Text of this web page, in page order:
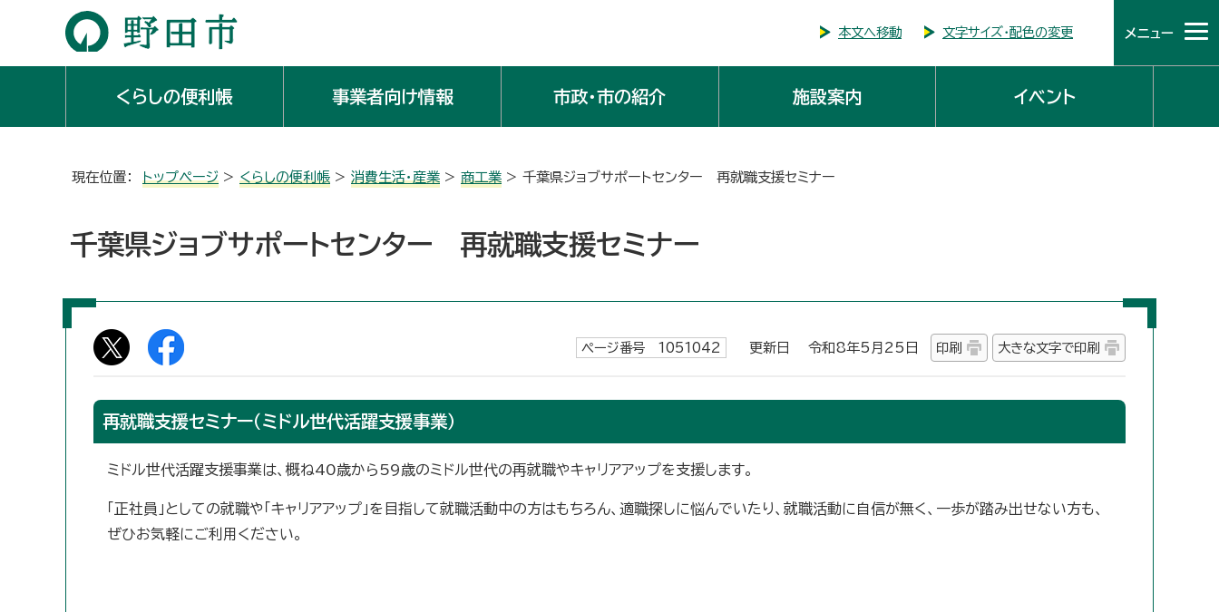
本文へ移動 文字サイズ・配色の変更 メニュー
くらしの便利帳 事業者向け情報 市政・市の紹介 施設案内 イベント
現在位置： トップページ > くらしの便利帳 > 消費生活・産業 > 商工業 > 千葉県ジョブサポートセンター 再就職支援セミナー
千葉県ジョブサポートセンター 再就職支援セミナー
ページ番号 1051042 更新日 令和8年5月25日 印刷 大きな文字で印刷
再就職支援セミナー（ミドル世代活躍支援事業）
ミドル世代活躍支援事業は、概ね40歳から59歳のミドル世代の再就職やキャリアアップを支援します。
「正社員」としての就職や「キャリアアップ」を目指して就職活動中の方はもちろん、適職探しに悩んでいたり、就職活動に自信が無く、一歩が踏み出せない方も、
ぜひお気軽にご利用ください。